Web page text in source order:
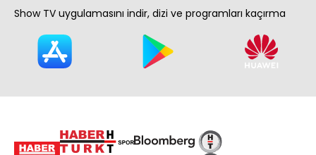
Show TV uygulamasını indir, dizi ve programları kaçırma